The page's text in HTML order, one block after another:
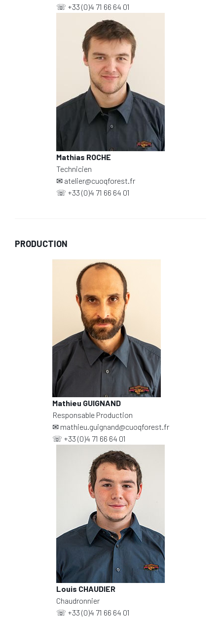
☏ +33 (0)4 71 66 64 01
Mathias ROCHE
Technicien
✉ atelier@cuoqforest.fr
☏ +33 (0)4 71 66 64 01
PRODUCTION
Mathieu GUIGNAND
Responsable Production
✉ mathieu.guignand@cuoqforest.fr
☏ +33 (0)4 71 66 64 01
Louis CHAUDIER
Chaudronnier
☏ +33 (0)4 71 66 64 01